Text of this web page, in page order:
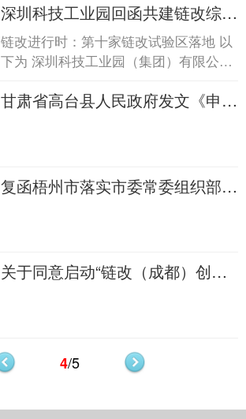
深圳科技工业园回函共建链改综合
试验区——第十...深圳科技工业园
回函共建链改综合试验区——第
十...
链改进行时：第十家链改试验区落地 以
下为 深圳科技工业园（集团）有限公司
甘肃省高台县人民政府发文《申请
复函梧州市落实市委常委组织部长
关于同意启动“链改（成都）创新
4/5